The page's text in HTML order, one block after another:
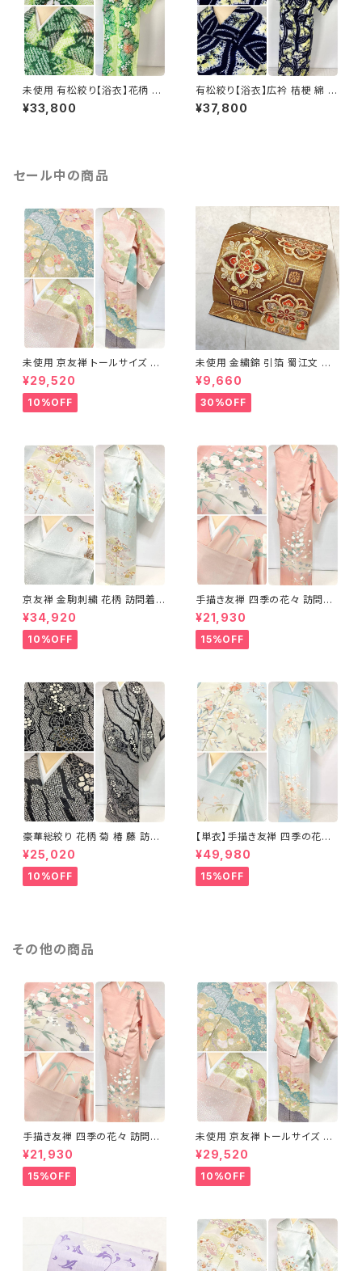
未使用 有松絞り【浴衣】花柄 綿
有松鳴海絞り 黄緑 緑 ライム 白
063
¥33,800
有松絞り【浴衣】広衿 桔梗 綿 有
松鳴海絞り 夏着物 紺 藍色 黄
色 レモンイエロー 078
¥37,800
セール中の商品
未使用 京友禅 トールサイズ 染
め分け 金彩 訪問着 袷 正絹 ピ
ンク 黄緑 紫 黄色 1438
¥29,520
10%OFF
未使用 金繍錦 引箔 蜀江文 唐
織 華紋 袋帯 正絹 金糸 ゴール
ド 赤 紫 710
¥9,660
30%OFF
京友禅 金駒刺繍 花柄 訪問着
正絹 水色 黄緑 パステルカラー
アイスグリーン 1433
¥34,920
10%OFF
手描き友禅 四季の花々 訪問着
袷 正絹 サーモンピンク クリー
ム 白 桃花色 1434
¥21,930
15%OFF
豪華総絞り 花柄 菊 椿 藤 訪問
着 鹿の子絞り ラメ 正絹 黒 白
グレー 1435
¥25,020
10%OFF
【単衣】手描き友禅 四季の花々
正絹 訪問着 水色 黄緑 白 パス
テルカラー 1431
¥49,980
15%OFF
その他の商品
手描き友禅 四季の花々 訪問着
袷 正絹 サーモンピンク クリー
ム 白 桃花色 1434
¥21,930
15%OFF
未使用 京友禅 トールサイズ 染
め分け 金彩 訪問着 袷 正絹 ピ
ンク 黄緑 紫 黄色 1438
¥29,520
10%OFF